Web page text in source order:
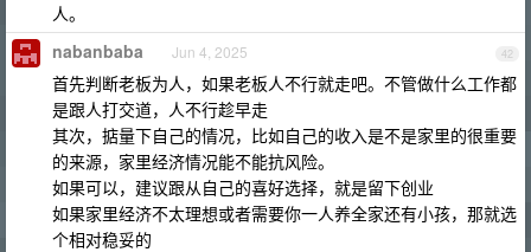
人。
42
nabanbaba Jun 4, 2025
首先判断老板为人，如果老板人不行就走吧。不管做什么工作都
是跟人打交道，人不行趁早走
其次，掂量下自己的情况，比如自己的收入是不是家里的很重要
的来源，家里经济情况能不能抗风险。
如果可以，建议跟从自己的喜好选择，就是留下创业
如果家里经济不太理想或者需要你一人养全家还有小孩，那就选
个相对稳妥的